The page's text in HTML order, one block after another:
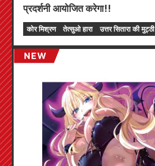
प्रदर्शनी आयोजित करेगा!!
कोर मिश्रण तेत्सुओ हारा उत्तर सितारा की मुट्ठी